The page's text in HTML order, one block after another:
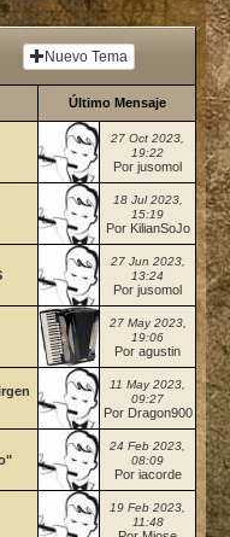
Nuevo Tema
Último Mensaje
27 Oct 2023,
19:22
Por jusomol
18 Jul 2023,
15:19
Por KilianSoJo
27 Jun 2023,
13:24
Por jusomol
27 May 2023,
19:06
Por agustin
11 May 2023,
09:27
Por Dragon900
24 Feb 2023,
08:09
Por iacorde
19 Feb 2023,
11:48